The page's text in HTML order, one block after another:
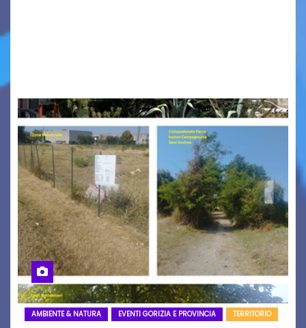
AMBIENTE & NATURA EVENTI GORIZIA E PROVINCIA TERRITORIO